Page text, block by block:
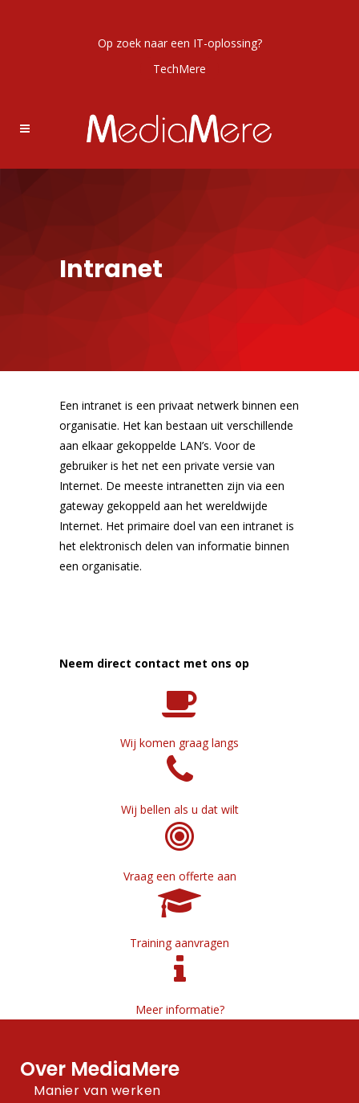
Op zoek naar een IT-oplossing?
TechMere
Intranet
Een intranet is een privaat netwerk binnen een
organisatie. Het kan bestaan uit verschillende
aan elkaar gekoppelde LAN’s. Voor de
gebruiker is het net een private versie van
Internet. De meeste intranetten zijn via een
gateway gekoppeld aan het wereldwijde
Internet. Het primaire doel van een intranet is
het elektronisch delen van informatie binnen
een organisatie.
Neem direct contact met ons op
Wij komen graag langs
Wij bellen als u dat wilt
Vraag een offerte aan
Training aanvragen
Meer informatie?
Over MediaMere
Manier van werken